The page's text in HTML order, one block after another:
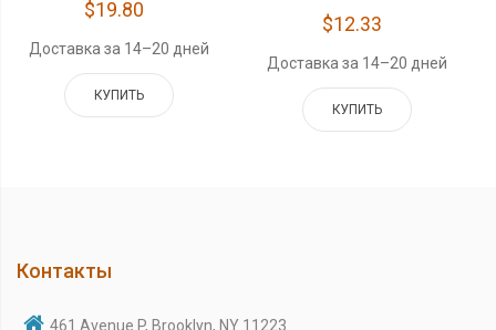
$19.80
Доставка за 14–20 дней
КУПИТЬ
$12.33
Доставка за 14–20 дней
КУПИТЬ
Контакты
461 Avenue P, Brooklyn, NY 11223